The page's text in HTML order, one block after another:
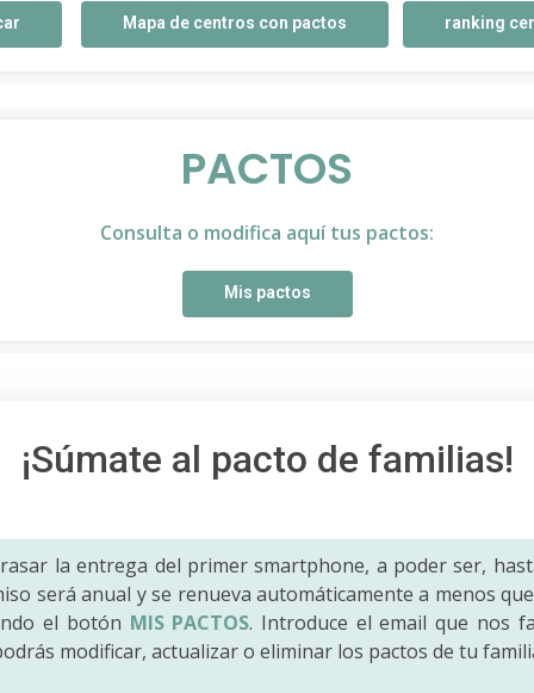
Mapa de centros con pactos ranking
PACTOS
Consulta o modifica aquí tus pactos:
Mis pactos
¡Súmate al pacto de familias!
la entrega del primer smartphone, a poder ser,
será anual y se renueva automáticamente a menos
el botón MIS PACTOS. Introduce el email que nos
modificar, actualizar o eliminar los pactos de tu